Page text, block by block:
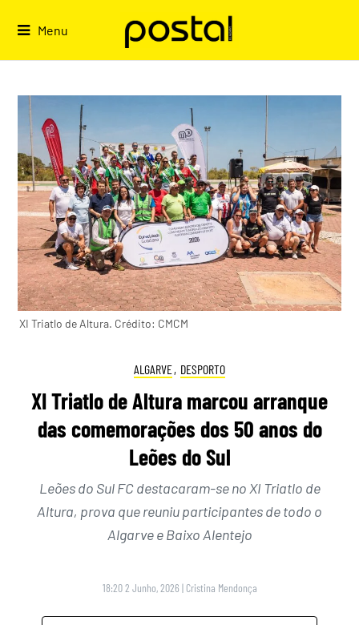
Menu
XI Triatlo de Altura. Crédito: CMCM
ALGARVE, DESPORTO
XI Triatlo de Altura marcou arranque
das comemorações dos 50 anos do
Leões do Sul
Leões do Sul FC destacaram-se no XI Triatlo de
Altura, prova que reuniu participantes de todo o
Algarve e Baixo Alentejo
18:20 2 Junho, 2026 | Cristina Mendonça